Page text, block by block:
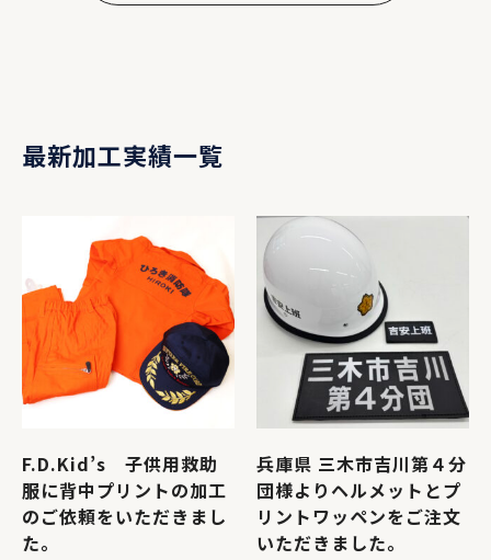
最新加工実績一覧
F.D.Kid’s 子供用救助
服に背中プリントの加工
のご依頼をいただきまし
た。
兵庫県 三木市吉川第４分
団様よりヘルメットとプ
リントワッペンをご注文
いただきました。